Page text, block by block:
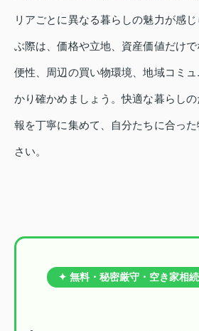
リアごとに異なる暮らしの魅力が感
ぶ際は、価格や立地、資産価値だけ
便性、周辺の買い物環境、地域コミ
かり確かめましょう。快適な暮らし
報を丁寧に集めて、自分たちに合っ
さい。
✦ 無料・秘密厳守・空き家相